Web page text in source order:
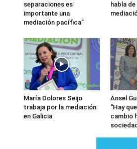
separaciones es
importante una
mediación pacífica”
habla
María Dolores Seijo
trabaja por la mediación
en Galicia
Ansel
“Hay
cambio